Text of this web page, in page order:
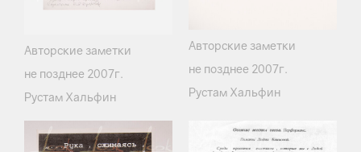
Авторские заметки
не позднее 2007г.
Рустам Хальфин
Авторские заметки
не позднее 2007г.
Рустам Хальфин